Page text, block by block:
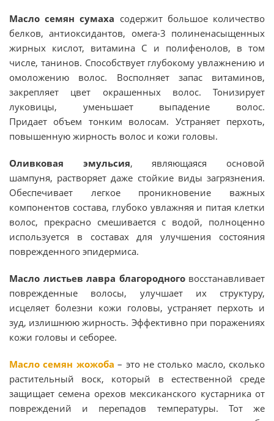
Масло семянсумаха содержит большое количество
белков, антиоксидантов, омега-3 полиненасыщенных
жирных кислот, витамина С и полифенолов, в том
числе, танинов. Способствует глубокому увлажнению и
омоложению волос. Восполняет запас витаминов,
закрепляет цвет окрашенных волос. Тонизирует
луковицы, уменьшает выпадение волос.
Придает объем тонким волосам. Устраняет перхоть,
повышенную жирность волос и кожи головы.
Оливковая эмульсия, являющаяся основой
шампуня, растворяет даже стойкие виды загрязнения.
Обеспечивает легкое проникновение важных
компонентов состава, глубоко увлажняя и питая клетки
волос, прекрасно смешивается с водой, полноценно
используется в составах для улучшения состояния
поврежденного эпидермиса.
Масло листьев лавра благородного восстанавливает
поврежденные волосы, улучшает их структуру,
исцеляет болезни кожи головы, устраняет перхоть и
зуд, излишнюю жирность. Эффективно при поражениях
кожи головы и себорее.
Масло семян жожоба – это не столько масло, сколько
растительный воск, который в естественной среде
защищает семена орехов мексиканского кустарника от
повреждений и перепадов температуры. Тот же